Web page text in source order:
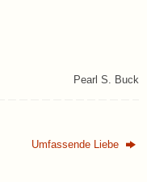
Pearl S. Buck
Umfassende Liebe